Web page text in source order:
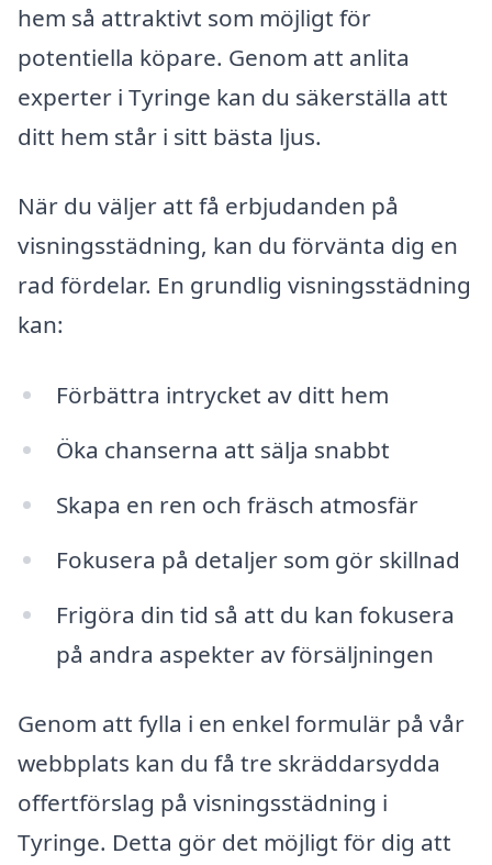
hem så attraktivt som möjligt för
potentiella köpare. Genom att anlita
experter i Tyringe kan du säkerställa att
ditt hem står i sitt bästa ljus.
När du väljer att få erbjudanden på
visningsstädning, kan du förvänta dig en
rad fördelar. En grundlig visningsstädning
kan:
Förbättra intrycket av ditt hem
Öka chanserna att sälja snabbt
Skapa en ren och fräsch atmosfär
Fokusera på detaljer som gör skillnad
Frigöra din tid så att du kan fokusera
på andra aspekter av försäljningen
Genom att fylla i en enkel formulär på vår
webbplats kan du få tre skräddarsydda
offertförslag på visningsstädning i
Tyringe. Detta gör det möjligt för dig att